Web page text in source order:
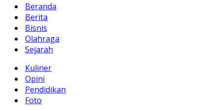
Beranda
Berita
Bisnis
Olahraga
Sejarah
Kuliner
Opini
Pendidikan
Foto